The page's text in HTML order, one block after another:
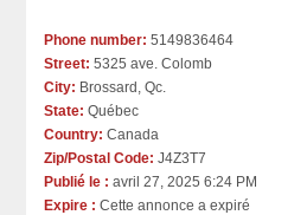
Phone number: 5149836464
Street: 5325 ave. Colomb
City: Brossard, Qc.
State: Québec
Country: Canada
Zip/Postal Code: J4Z3T7
Publié le : avril 27, 2025 6:24 PM
Expire : Cette annonce a expiré